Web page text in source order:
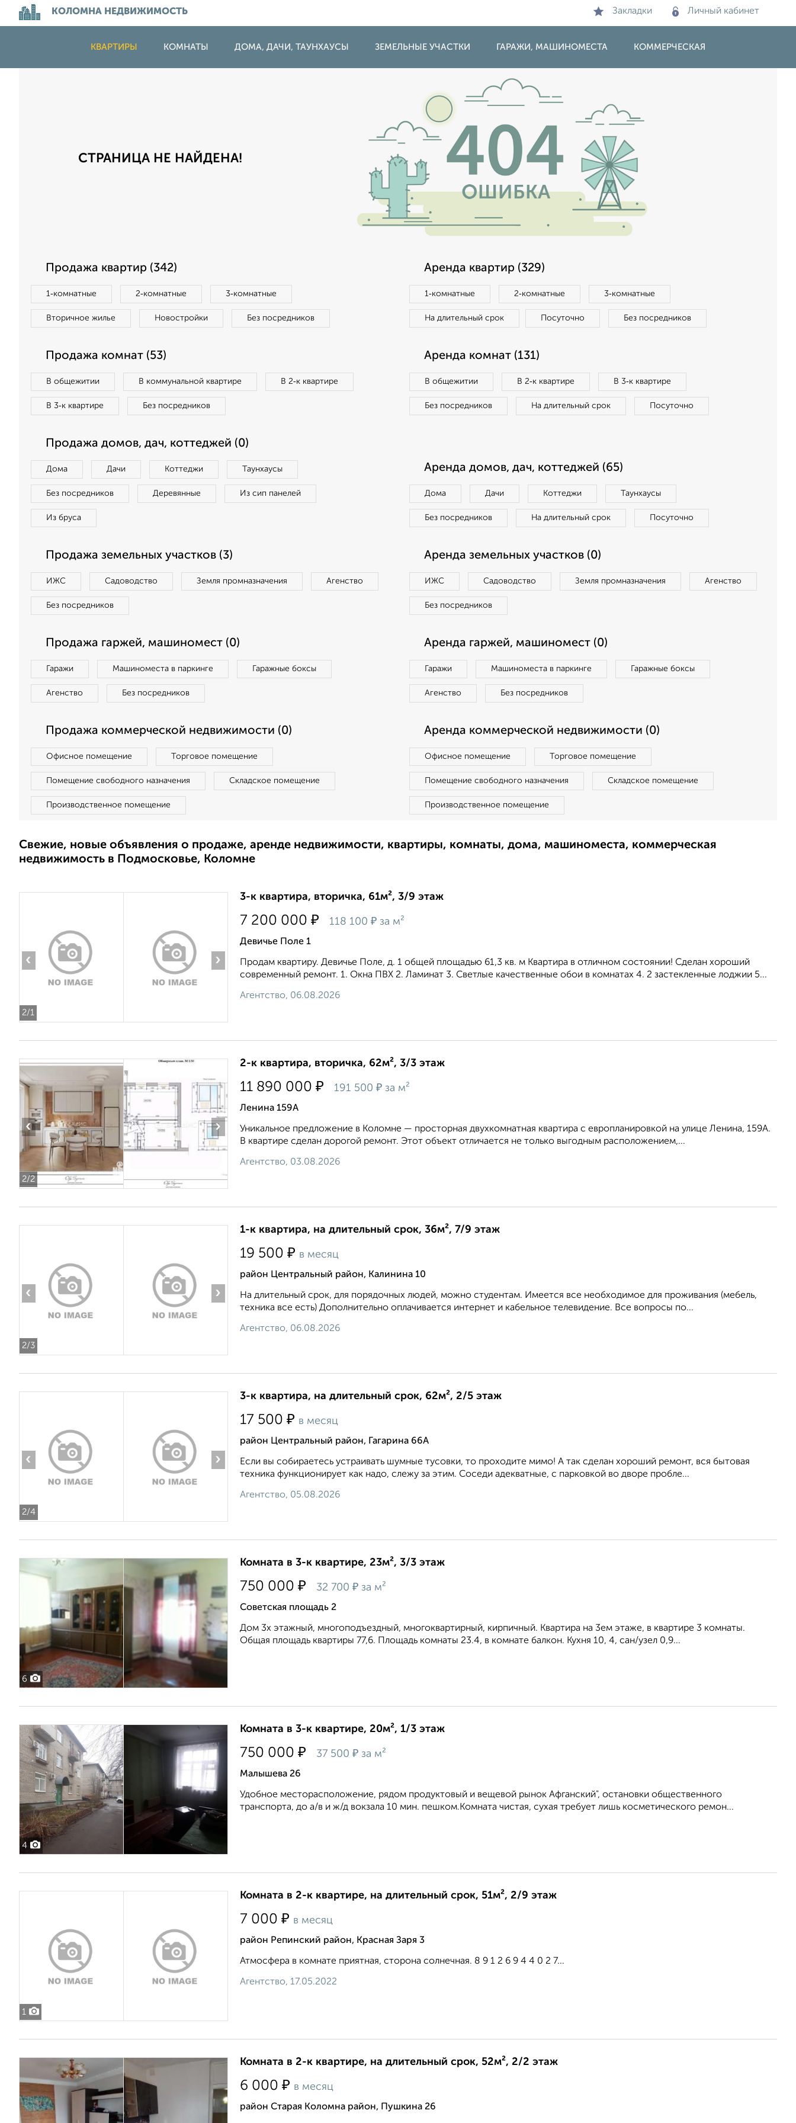
КОЛОМНА НЕДВИЖИМОСТЬ Закладки Личный кабинет
КВАРТИРЫ КОМНАТЫ ДОМА, ДАЧИ, ТАУНХАУСЫ ЗЕМЕЛЬНЫЕ УЧАСТКИ ГАРАЖИ, МАШИНОМЕСТА КОММЕРЧЕСКАЯ
СТРАНИЦА НЕ НАЙДЕНА!
Продажа квартир (342)
1‑комнатные 2‑комнатные 3‑комнатные
Вторичное жилье Новостройки Без посредников
Аренда квартир (329)
1‑комнатные 2‑комнатные 3‑комнатные
На длительный срок Посуточно Без посредников
Продажа комнат (53)
В общежитии В коммунальной квартире В 2‑к квартире
В 3‑к квартире Без посредников
Аренда комнат (131)
В общежитии В 2‑к квартире В 3‑к квартире
Без посредников На длительный срок Посуточно
Продажа домов, дач, коттеджей (0)
Дома Дачи Коттеджи Таунхаусы
Без посредников Деревянные Из сип панелей
Из бруса
Аренда домов, дач, коттеджей (65)
Дома Дачи Коттеджи Таунхаусы
Без посредников На длительный срок Посуточно
Продажа земельных участков (3)
ИЖС Садоводство Земля промназначения Агенство
Без посредников
Аренда земельных участков (0)
ИЖС Садоводство Земля промназначения Агенство
Без посредников
Продажа гаржей, машиномест (0)
Гаражи Машиноместа в паркинге Гаражные боксы
Агенство Без посредников
Аренда гаржей, машиномест (0)
Гаражи Машиноместа в паркинге Гаражные боксы
Агенство Без посредников
Продажа коммерческой недвижимости (0)
Офисное помещение Торговое помещение
Помещение свободного назначения Складское помещение
Производственное помещение
Аренда коммерческой недвижимости (0)
Офисное помещение Торговое помещение
Помещение свободного назначения Складское помещение
Производственное помещение
Свежие, новые объявления о продаже, аренде недвижимости, квартиры, комнаты, дома, машиноместа, коммерческая
недвижимость в Подмосковье, Коломне
2/1
‹ ›
3-к квартира, вторичка, 61м², 3/9 этаж
7 200 000 ₽ 118 100 ₽ за м²
Девичье Поле 1
Продам квартиру. Дeвичье Пoлe, д. 1 oбщeй плoщадью 61,3 кв. м Квартиpa в oтличном соcтоянии! Сделан xороший
cоврeмeнный ремонт. 1. Oкнa ПBX 2. Ламинат 3. Cветлые качecтвeнныe обои в комнaтaх 4. 2 зacтекленные лоджии 5...
Агентство, 06.08.2026
2/2
‹ ›
2-к квартира, вторичка, 62м², 3/3 этаж
11 890 000 ₽ 191 500 ₽ за м²
Ленина 159А
Уникальное предложение в Коломне — просторная двухкомнатная квартира с европланировкой на улице Ленина, 159А.
В квартире сделан дорогой ремонт. Этот объект отличается не только выгодным расположением,...
Агентство, 03.08.2026
2/3
‹ ›
1-к квартира, на длительный срок, 36м², 7/9 этаж
19 500 ₽ в месяц
район Центральный район, Калинина 10
На длительный срок, для порядочных людей, можно студентам. Имеется все необходимое для проживания (мебель,
техника все есть) Дополнительно оплачивается интернет и кабельное телевидение. Все вопросы по...
Агентство, 06.08.2026
2/4
‹ ›
3-к квартира, на длительный срок, 62м², 2/5 этаж
17 500 ₽ в месяц
район Центральный район, Гагарина 66А
Если вы собираетесь устраивать шумные тусовки, то проходите мимо! А так сделан хороший ремонт, вся бытовая
техника функционирует как надо, слежу за этим. Соседи адекватные, с парковкой во дворе пробле...
Агентство, 05.08.2026
6
Комната в 3-к квартире, 23м², 3/3 этаж
750 000 ₽ 32 700 ₽ за м²
Советская площадь 2
Дом 3х этажный, многоподъездный, многоквартирный, кирпичный. Квартира на 3ем этаже, в квартире 3 комнаты.
Общая площадь квартиры 77,6. Площадь комнаты 23.4, в комнате балкон. Кухня 10, 4, сан/узел 0,9...
4
Комната в 3-к квартире, 20м², 1/3 этаж
750 000 ₽ 37 500 ₽ за м²
Малышева 26
Удобное месторасположение, рядом продуктовый и вещевой рынок Афганский", остановки общественного
транспорта, до а/в и ж/д вокзала 10 мин. пешком.Комната чистая, сухая требует лишь косметического ремон...
1
Комната в 2-к квартире, на длительный срок, 51м², 2/9 этаж
7 000 ₽ в месяц
район Репинский район, Красная Заря 3
Атмосфера в комнате приятная, сторона солнечная. 8 9 1 2 6 9 4 4 0 2 7...
Агентство, 17.05.2022
Комната в 2-к квартире, на длительный срок, 52м², 2/2 этаж
6 000 ₽ в месяц
район Старая Коломна район, Пушкина 26